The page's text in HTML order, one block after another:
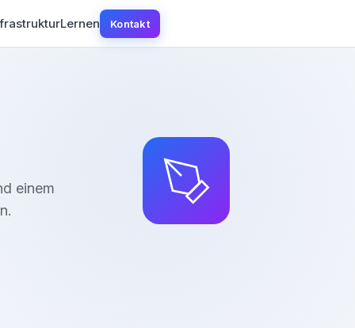
Lernen Kontakt
einem